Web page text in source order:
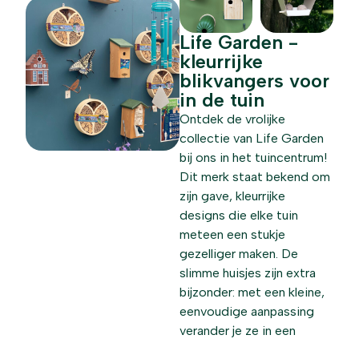
Life Garden -
kleurrijke
blikvangers voor
in de tuin
Ontdek de vrolijke
collectie van Life Garden
bij ons in het tuincentrum!
Dit merk staat bekend om
zijn gave, kleurrijke
designs die elke tuin
meteen een stukje
gezelliger maken. De
slimme huisjes zijn extra
bijzonder: met een kleine,
eenvoudige aanpassing
verander je ze in een